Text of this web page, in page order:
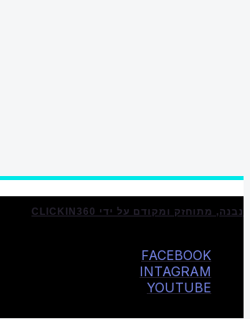
נבנה, מתוחזק ומקודם על ידי CLICKIN360
FACEBOOK
INTAGRAM
YOUTUBE